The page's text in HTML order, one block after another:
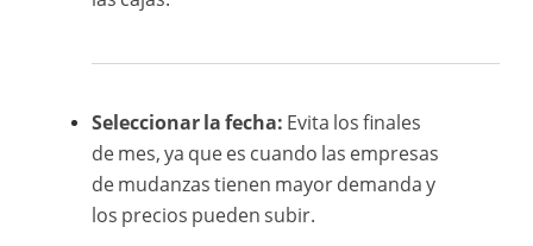
Seleccionar la fecha: Evita los finales
de mes, ya que es cuando las empresas
de mudanzas tienen mayor demanda y
los precios pueden subir.